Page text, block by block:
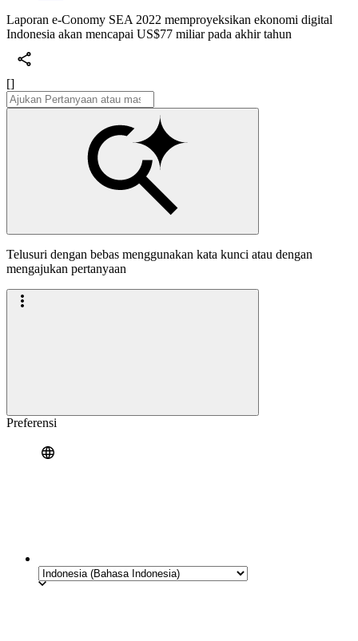
Laporan e-Conomy SEA 2022 memproyeksikan ekonomi digital
Indonesia akan mencapai US$77 miliar pada akhir tahun
[]
Telusuri dengan bebas menggunakan kata kunci atau dengan
mengajukan pertanyaan
Preferensi